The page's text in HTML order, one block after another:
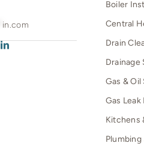
in.com
Boiler
Central
Drain
Drainage
Gas &
Gas
Kitchens